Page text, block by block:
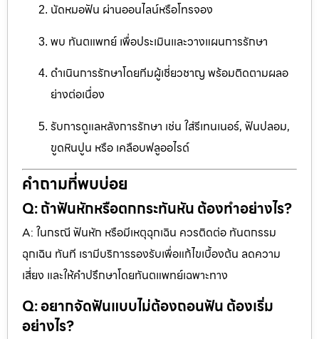
นัดหมอฟัน ผ่านออนไลน์หรือโทรจอง
พบ ทันตแพทย์ เพื่อประเมินและวางแผนการรักษา
ดำเนินการรักษาโดยทีมผู้เชี่ยวชาญ พร้อมติดตามผลอ
ย่างต่อเนื่อง
รับการดูแลหลังการรักษา เช่น ใส่รีเทนเนอร์, ฟันปลอม,
ขูดหินปูน หรือ เคลือบฟลูออไรด์
คำถามที่พบบ่อย
Q: ถ้าฟันหักหรือตกกระทันหัน ต้องทำอย่างไร?
A: ในกรณี ฟันหัก หรือมีเหตุฉุกเฉิน ควรติดต่อ ทันตกรรม
ฉุกเฉิน ทันที เรามีบริการรองรับเพื่อแก้ไขเบื้องต้น ลดความ
เสี่ยง และให้คำปรึกษาโดยทันตแพทย์เฉพาะทาง
Q: อยากจัดฟันแบบไม่ต้องถอนฟัน ต้องเริ่ม
อย่างไร?